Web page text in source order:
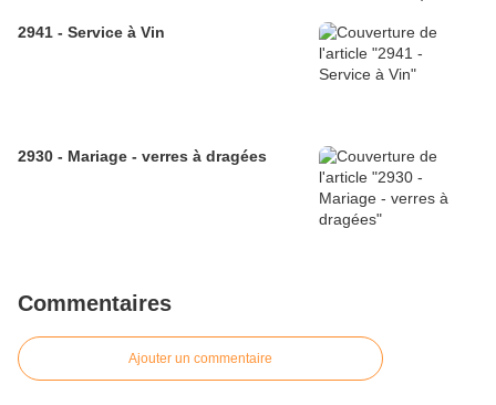
2941 - Service à Vin
2930 - Mariage - verres à dragées
Commentaires
Ajouter un commentaire